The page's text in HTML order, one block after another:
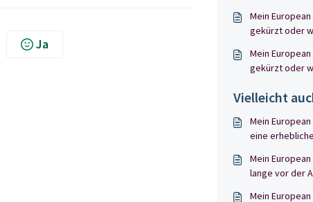
Ja
Mein
gekürzt oder
oder
vor der
Mein
gekürzt oder
oder
Vielleicht
Mein
eine
tun?
Mein
lange vor der
Mein